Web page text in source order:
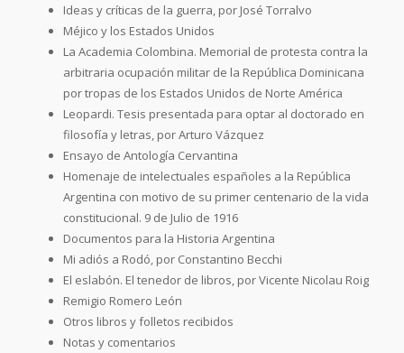
Ideas y críticas de la guerra, por José Torralvo
Méjico y los Estados Unidos
La Academia Colombina. Memorial de protesta contra la
arbitraria ocupación militar de la República Dominicana
por tropas de los Estados Unidos de Norte América
Leopardi. Tesis presentada para optar al doctorado en
filosofía y letras, por Arturo Vázquez
Ensayo de Antología Cervantina
Homenaje de intelectuales españoles a la República
Argentina con motivo de su primer centenario de la vida
constitucional. 9 de Julio de 1916
Documentos para la Historia Argentina
Mi adiós a Rodó, por Constantino Becchi
El eslabón. El tenedor de libros, por Vicente Nicolau Roig
Remigio Romero León
Otros libros y folletos recibidos
Notas y comentarios